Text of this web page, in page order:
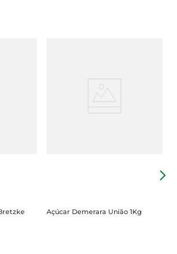
Açúcar Demerara União 1Kg